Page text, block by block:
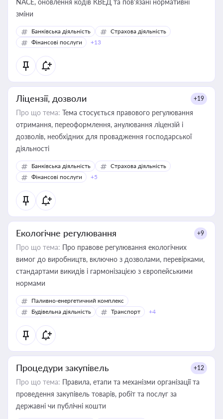
NACE, оновлення кодів КВЕД та пов'язані нормативні
зміни
Банківська діяльність
Страхова діяльність
Фінансові послуги
+13
Ліцензії, дозволи +19
Про що тема: Тема стосується правового регулювання
отримання, переоформлення, анулювання ліцензій і
дозволів, необхідних для провадження господарської
діяльності
Банківська діяльність
Страхова діяльність
Фінансові послуги
+5
Екологічне регулювання +9
Про що тема: Про правове регулювання екологічних
вимог до виробництв, включно з дозволами, перевірками,
стандартами викидів і гармонізацією з європейськими
нормами
Паливно-енергетичний комплекс
Будівельна діяльність
Транспорт +4
Процедури закупівель +12
Про що тема: Правила, етапи та механізми організації та
проведення закупівель товарів, робіт та послуг за
державні чи публічні кошти